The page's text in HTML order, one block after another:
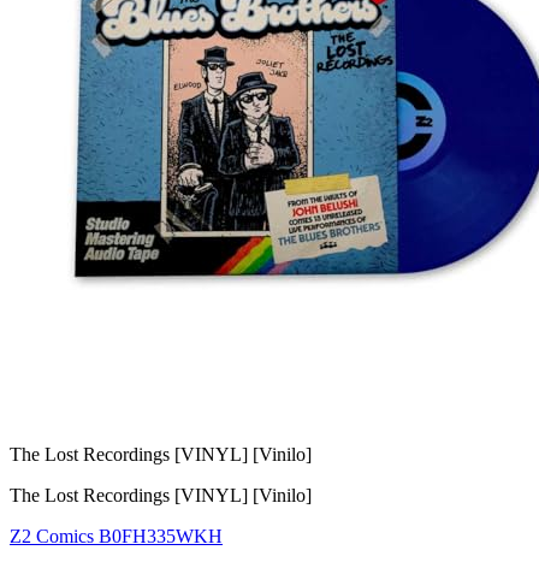
The Lost Recordings [VINYL] [Vinilo]
The Lost Recordings [VINYL] [Vinilo]
Z2 Comics B0FH335WKH